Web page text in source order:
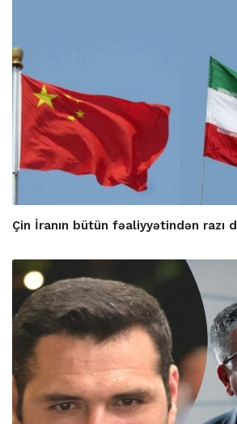
Çin İranın bütün fəaliyyətindən razı